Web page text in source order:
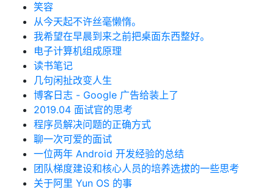
笑容
从今天起不许丝毫懒惰。
我希望在早晨到来之前把桌面东西整好。
电子计算机组成原理
读书笔记
几句闲扯改变人生
博客日志 - Google 广告给装上了
2019.04 面试官的思考
程序员解决问题的正确方式
聊一次可爱的面试
一位两年 Android 开发经验的总结
团队梯度建设和核心人员的培养选拔的一些思考
关于阿里 Yun OS 的事